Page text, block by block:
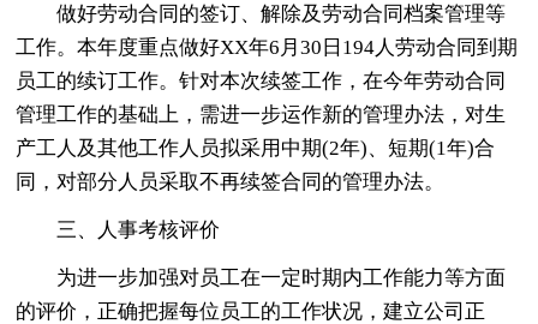
做好劳动合同的签订、解除及劳动合同档案管理等
工作。本年度重点做好XX年6月30日194人劳动合同到期
员工的续订工作。针对本次续签工作，在今年劳动合同
管理工作的基础上，需进一步运作新的管理办法，对生
产工人及其他工作人员拟采用中期(2年)、短期(1年)合
同，对部分人员采取不再续签合同的管理办法。
三、人事考核评价
为进一步加强对员工在一定时期内工作能力等方面
的评价，正确把握每位员工的工作状况，建立公司正